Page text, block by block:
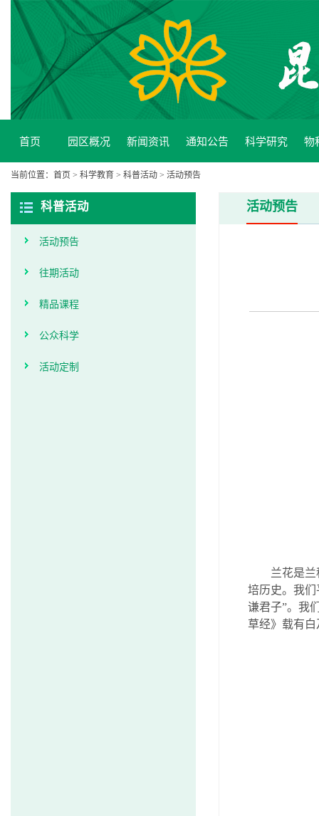
首页 园区概况 新闻资讯 通知公告 科学研究 物
当前位置： 首页 > 科学教育 > 科普活动 > 活动预告
科普活动
活动预告
往期活动
精品课程
公众科学
活动定制
活动预告
兰花是
培历史。我
谦君子”。我
草经》载有